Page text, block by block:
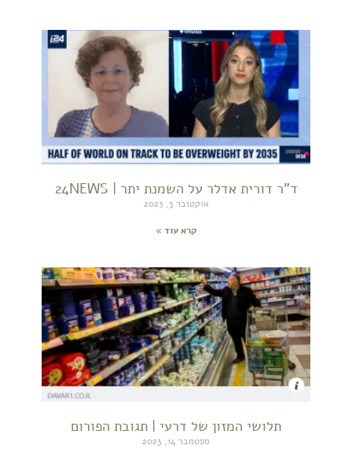
ד"ר דורית אדלר על השמנת יתר | 24NEWS
אוקטובר 3, 2023
קרא עוד »
תלושי המזון של דרעי | תגובת הפורום
ספטמבר 14, 2023